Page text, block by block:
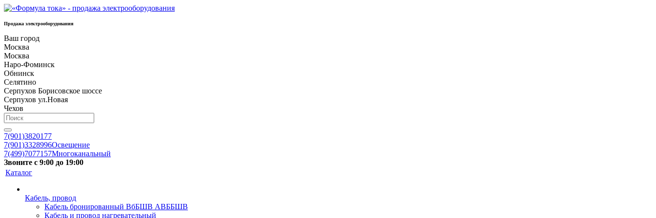
Продажа электрооборудования
Ваш город
Москва
Москва
Наро-Фоминск
Обнинск
Селятино
Серпухов Борисовское шоссе
Серпухов ул.Новая
Чехов
7(901)3820177
7(901)3328996Освещение
7(499)7077157Многоканальный
Звоните с 9:00 до 19:00
Каталог
Кабель, провод
Кабель бронированный ВбБШВ АВББШВ
Кабель и провод нагревательный